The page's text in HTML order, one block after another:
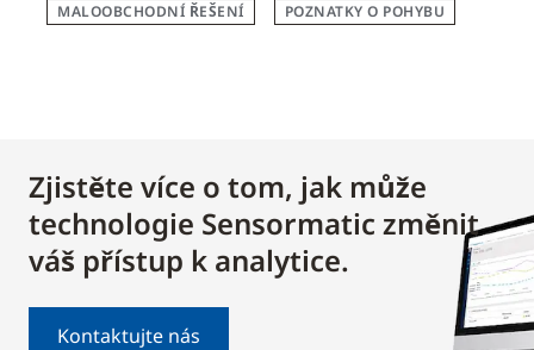
MALOOBCHODNÍ ŘEŠENÍ POZNATKY O POHYBU
Zjistěte více o tom, jak může
technologie Sensormatic změnit
váš přístup k analytice.
Kontaktujte nás